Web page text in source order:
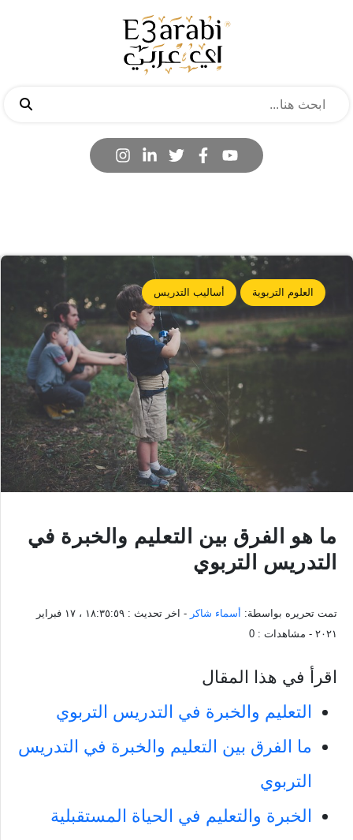
العلوم التربوية أساليب التدريس
ما هو الفرق بين التعليم والخبرة في
التدريس التربوي
تمت تحريره بواسطة: أسماء شاكر - اخر تحديث :
١٨:٣٥:٥٩ ، ١٧ فبراير
٢٠٢١ - مشاهدات : 0
اقرأ في هذا المقال
التعليم والخبرة في التدريس التربوي
ما الفرق بين التعليم والخبرة في التدريس
التربوي
الخبرة والتعليم في الحياة المستقبلية